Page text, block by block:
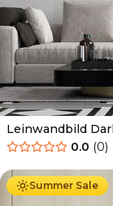
Leinwandbild
0.0 (0)
Summer Sale
Ab 39.90 € 34.90